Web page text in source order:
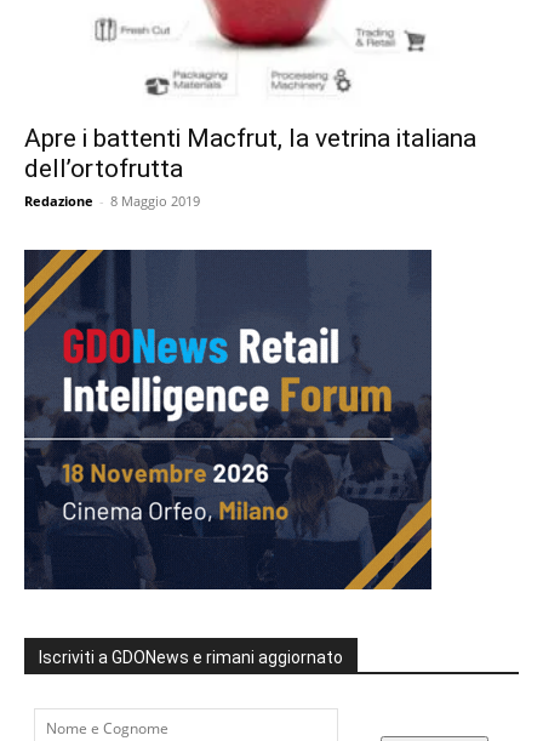
Apre i battenti Macfrut, la vetrina italiana
dell’ortofrutta
Redazione - 8 Maggio 2019
Iscriviti a GDONews e rimani aggiornato